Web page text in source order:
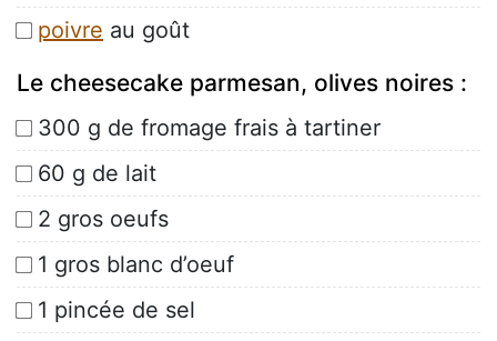
poivre au goût
Le cheesecake parmesan, olives noires :
300 g de fromage frais à tartiner
60 g de lait
2 gros oeufs
1 gros blanc d’oeuf
1 pincée de sel